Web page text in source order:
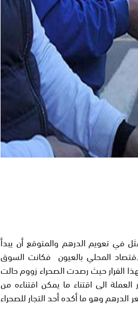
في تعويم الدرهم والمتوقع أن يبدأ
المحلي بالعيون فكانت السوق
القرار حيث رصدت الصحراء زووم حالت
الى اقتناء ما يمكن اقتناءه من
وهو ما أكده أحد التجار للصحراء